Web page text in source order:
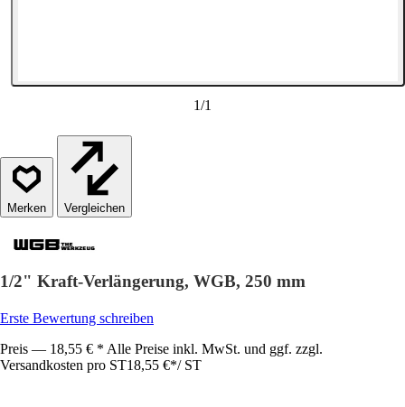
1/1
Vergleichen
1/2" Kraft-Verlängerung, WGB, 250 mm
Erste Bewertung schreiben
Preis — 18,55 € * Alle Preise inkl. MwSt. und ggf. zzgl.
Versandkosten pro ST18,55 €*/ ST